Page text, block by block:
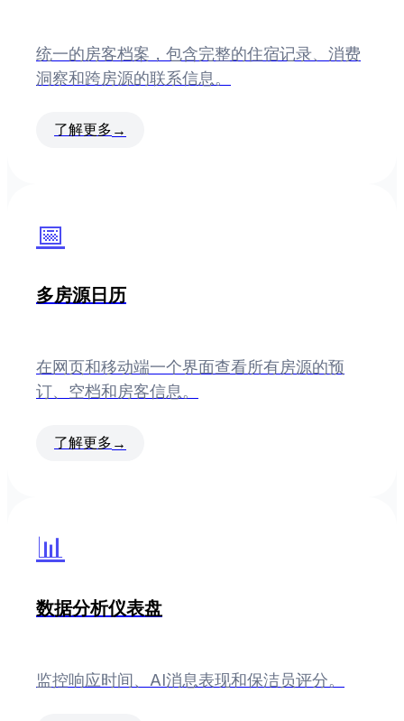
统一的房客档案，包含完整的住宿记录、消费
洞察和跨房源的联系信息。
了解更多 →
📅
多房源日历
在网页和移动端一个界面查看所有房源的预
订、空档和房客信息。
了解更多 →
📊
数据分析仪表盘
监控响应时间、AI消息表现和保洁员评分。